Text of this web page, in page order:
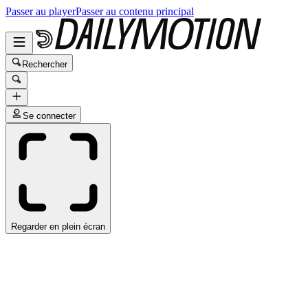
Passer au playerPasser au contenu principal
Rechercher
Se connecter
Regarder en plein écran